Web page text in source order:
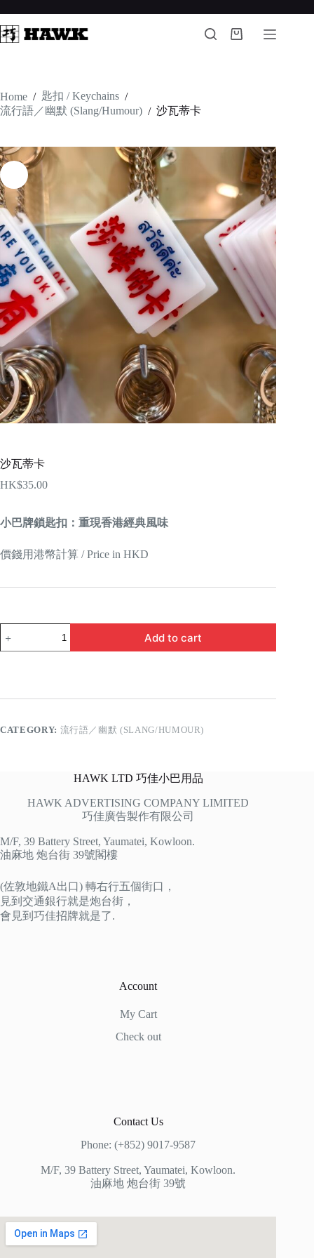
to
content
Shopping
Home / 匙扣 / Keychains /
流行語／幽默 (Slang/Humour) / 沙瓦蒂卡
沙瓦蒂卡
HK$35.00
小巴牌鎖匙扣：重現香港經典風味
價錢用港幣計算 / Price in HKD
瓦
Add to cart
CATEGORY: 流行語／幽默 (SLANG/HUMOUR)
HAWK LTD 巧佳小巴用品
HAWK ADVERTISING COMPANY LIMITED
巧佳廣告製作有限公司
M/F, 39 Battery Street, Yaumatei, Kowloon.
油麻地 炮台街 39號閣樓
(佐敦地鐵A出口) 轉右行五個街口，
見到交通銀行就是炮台街，
會見到巧佳招牌就是了.
Account
My Cart
Check out
Contact Us
Phone: (+852) 9017-9587
M/F, 39 Battery Street, Yaumatei, Kowloon.
油麻地 炮台街 39號